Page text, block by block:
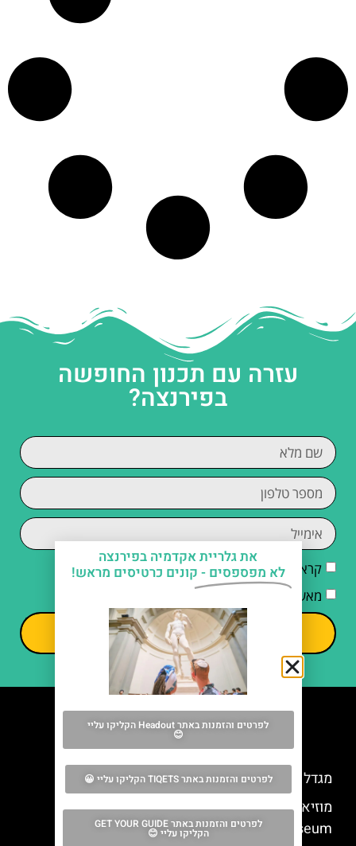
עזרה עם תכנון החופשה
בפירנצה?
קראתי והסכמתי למדיניות הפרטיות
מאשר/ת קבלת דיוור וחומרים פרסומיים
שליחה
מה אסור לפספס
מגדל ארנולפו (Arnolfo Tower) בפירנצה
מוזיאון הדואומו של פירנצה (Opera del Duomo
Museum)
את גלריית אקדמיה בפירנצה
לא מפספסים - קונים כרטיסים מראש!
לפרטים והזמנות באתר Headout הקליקו עליי
😊
לפרטים והזמנות באתר TIQETS הקליקו עליי 😀
לפרטים והזמנות באתר GET YOUR GUIDE
הקליקו עליי 😊